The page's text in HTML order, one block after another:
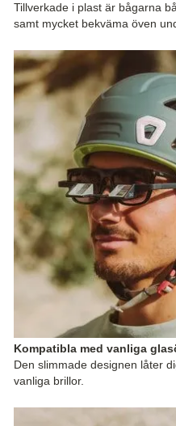
Tillverkade i plast är bågarna
samt mycket bekväma öven
Kompatibla med vanliga
Den slimmade designen låter
vanliga brillor.